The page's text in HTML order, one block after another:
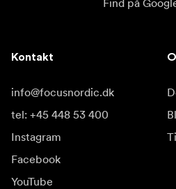
Find på
Kontakt
info@focusnordic.dk
tel: +45 448 53 400
Instagram
Facebook
YouTube